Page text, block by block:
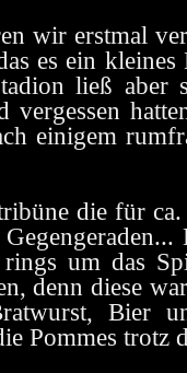
wir erstmal
es ein
ließ
vergessen
einigem
die für
um das
denn diese
Bier
Pommes trotz